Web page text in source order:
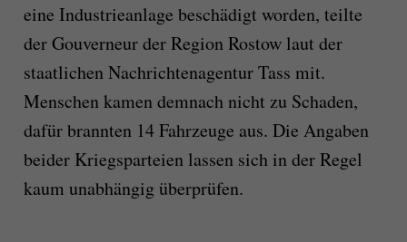
eine Industrieanlage beschädigt worden, teilte
der Gouverneur der Region Rostow laut der
staatlichen Nachrichtenagentur Tass mit.
Menschen kamen demnach nicht zu Schaden,
dafür brannten 14 Fahrzeuge aus. Die Angaben
beider Kriegsparteien lassen sich in der Regel
kaum unabhängig überprüfen.